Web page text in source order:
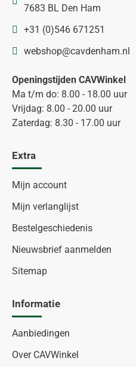
7683 BL Den Ham
+31 (0)546 671251
webshop@cavdenham.nl
Openingstijden CAVWinkel
Ma t/m do: 8.00 - 18.00 uur
Vrijdag: 8.00 - 20.00 uur
Zaterdag: 8.30 - 17.00 uur
Extra
Mijn account
Mijn verlanglijst
Bestelgeschiedenis
Nieuwsbrief aanmelden
Sitemap
Informatie
Aanbiedingen
Over CAVWinkel